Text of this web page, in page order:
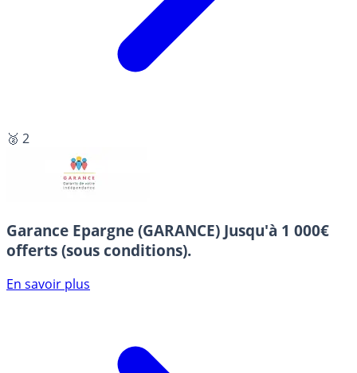
🥈 2
Garance Epargne (GARANCE) Jusqu'à 1 000€
offerts (sous conditions).
En savoir plus